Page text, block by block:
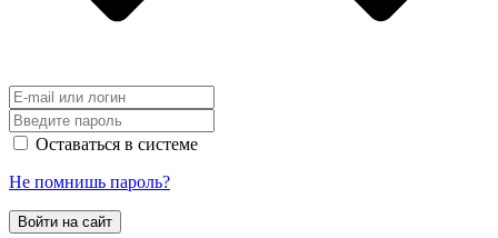
Оставаться в системе
Не помнишь пароль?
Войти на сайт